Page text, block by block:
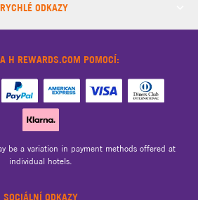
RYCHLÉ ODKAZY
SOCIÁLNÍ ODKAZY
H REWARDS.COM POMOCÍ:
be a variation in payment methods offered at
individual hotels.